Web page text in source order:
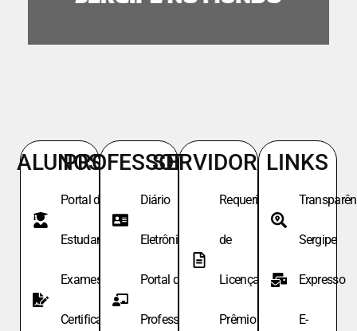
ALUNOS
Portal do
Estudante
Exames de
Certificação
PROFESSORES
Diário
Eletrônico
Portal do
Professor
SERVIDORES
Requeri.
de
Licença
Prêmio
LINKS
Sergipe
Expresso
E-